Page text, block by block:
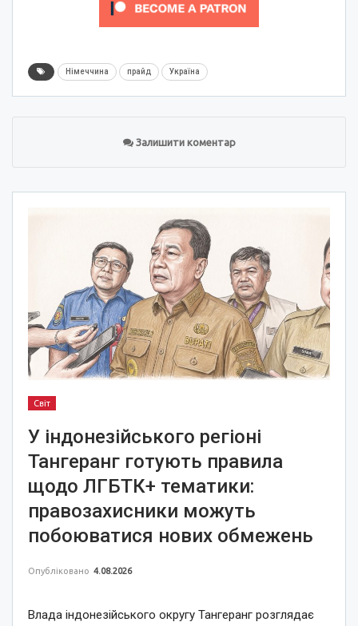
Німеччина прайд Україна
Залишити коментар
Світ
У індонезійського регіоні
Тангеранг готують правила
щодо ЛГБТК+ тематики:
правозахисники можуть
побоюватися нових обмежень
Опубліковано 4.08.2026
Влада індонезійського округу Тангеранг розглядає